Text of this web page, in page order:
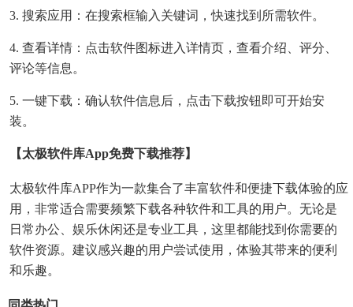
3. 搜索应用：在搜索框输入关键词，快速找到所需软件。
4. 查看详情：点击软件图标进入详情页，查看介绍、评分、
评论等信息。
5. 一键下载：确认软件信息后，点击下载按钮即可开始安
装。
【太极软件库app免费下载推荐】
太极软件库APP作为一款集合了丰富软件和便捷下载体验的应
用，非常适合需要频繁下载各种软件和工具的用户。无论是
日常办公、娱乐休闲还是专业工具，这里都能找到你需要的
软件资源。建议感兴趣的用户尝试使用，体验其带来的便利
和乐趣。